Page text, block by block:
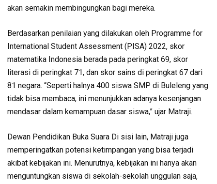
akan semakin membingungkan bagi mereka.
Berdasarkan penilaian yang dilakukan oleh Programme for
International Student Assessment (PISA) 2022, skor
matematika Indonesia berada pada peringkat 69, skor
literasi di peringkat 71, dan skor sains di peringkat 67 dari
81 negara. “Seperti halnya 400 siswa SMP di Buleleng yang
tidak bisa membaca, ini menunjukkan adanya kesenjangan
mendasar dalam kemampuan dasar siswa,” ujar Matraji.
Dewan Pendidikan Buka Suara Di sisi lain, Matraji juga
memperingatkan potensi ketimpangan yang bisa terjadi
akibat kebijakan ini. Menurutnya, kebijakan ini hanya akan
menguntungkan siswa di sekolah-sekolah unggulan saja,